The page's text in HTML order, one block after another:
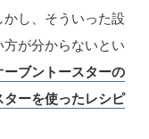
し、そういった設
が分からないとい
ブントースターの
ーを使ったレシピ